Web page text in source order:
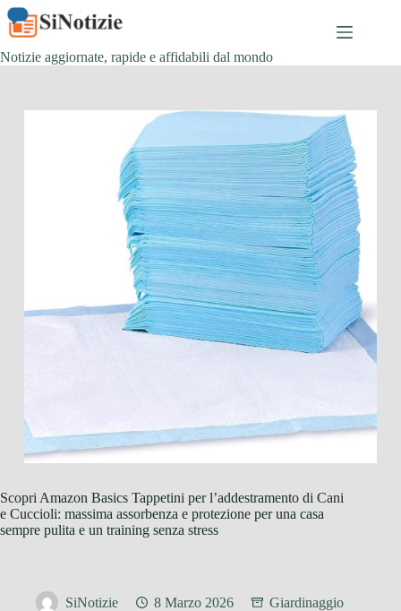
Salta
al
contenuto
Notizie aggiornate, rapide e affidabili dal mondo
Scopri Amazon Basics Tappetini per l’addestramento di Cani
e Cuccioli: massima assorbenza e protezione per una casa
sempre pulita e un training senza stress
SiNotizie 8 Marzo 2026 Giardinaggio